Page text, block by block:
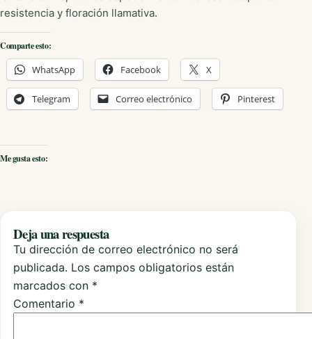
resistencia y floración llamativa.
Comparte esto:
WhatsApp Facebook X
Telegram Correo electrónico Pinterest
Me gusta esto:
Deja una respuesta
Tu dirección de correo electrónico no será
publicada. Los campos obligatorios están
marcados con *
Comentario *